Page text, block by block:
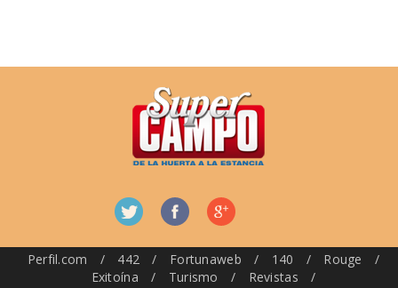
Perfil.com / 442 / Fortunaweb / 140 / Rouge
/
Exitoína
/ Turismo / Revistas /